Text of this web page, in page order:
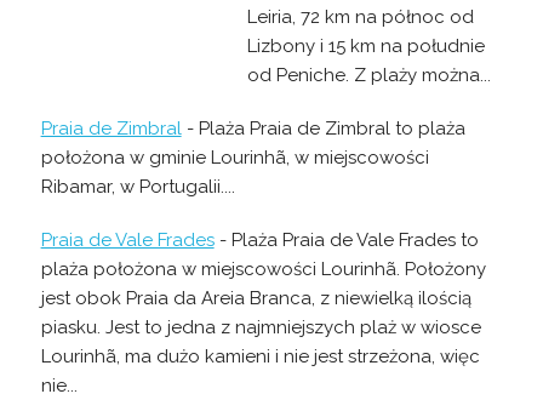
Leiria, 72 km na północ od
Lizbony i 15 km na południe
od Peniche. Z plaży można...
Praia de Zimbral- Plaża Praia de Zimbral to plaża
położona w gminie Lourinhã, w miejscowości
Ribamar, w Portugalii....
Praia de Vale Frades- Plaża Praia de Vale Frades to
plaża położona w miejscowości Lourinhã. Położony
jest obok Praia da Areia Branca, z niewielką ilością
piasku. Jest to jedna z najmniejszych plaż w wiosce
Lourinhã, ma dużo kamieni i nie jest strzeżona, więc
nie...